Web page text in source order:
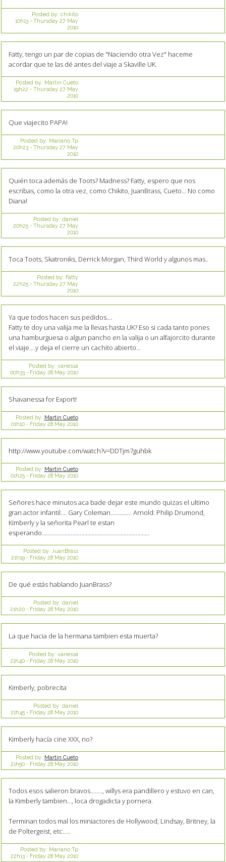
Posted by: chikito
10h13- Thursday 27 May
2010
Fatty, tengo un par de copias de "Naciendo otra Vez" haceme
acordar que te las dé antes del viaje a Skaville UK.
Posted by: Martin Cueto
19h22 - Thursday 27 May
2010
Que viajecito PAPA!
Posted by: Mariano Tp
20h23- Thursday 27 May
2010
Quién toca además de Toots? Madness? Fatty, espero que nos
escribas, como la otra vez, como Chikito, JuanBrass, Cueto... No como
Diana!
Posted by: daniel
20h25- Thursday 27 May
2010
Toca Toots, Skatroniks, Derrick Morgan, Third World y algunos mas..
Posted by: Fatty
22h25- Thursday 27 May
2010
Ya que todos hacen sus pedidos....
Fatty te doy una valija me la llevas hasta UK? Eso si cada tanto pones
una hamburguesa o algun pancho en la valija o un alfajorcito durante
el viaje....y deja el cierre un cachito abierto...
Posted by: vanessa
00h33- Friday 28 May 2010
Shavanessa for Export!
Posted by: Martin Cueto
01h10- Friday 28 May 2010
http://www.youtube.com/watch?v=DDTjm7guhbk
Posted by: Martin Cueto
01h25- Friday 28 May 2010
Señores hace minutos aca bade dejar este mundo quizas el ultimo
gran actor infantil.... Gary Coleman.............. Arnold: Philip Drumond,
Kimberly y la señorita Pearl te estan
esperando.......................................................................
Posted by: JuanBrass
21h19- Friday 28 May 2010
De qué estás hablando JuanBrass?
Posted by: daniel
21h20- Friday 28 May 2010
La que hacia de la hermana tambien esta muerta?
Posted by: vanessa
21h40- Friday 28 May 2010
Kimberly, pobrecita
Posted by: daniel
21h45- Friday 28 May 2010
Kimberly hacía cine XXX, no?
Posted by: Martin Cueto
21h50- Friday 28 May 2010
Todos esos salieron bravos........, willys era pandillero y estuvo en can,
la Kimberly tambien..., loca drogadicta y pornera.
Terminan todos mal los miniactores de Hollywood, Lindsay, Britney, la
de Poltergeist, etc.....
Posted by: Mariano Tp
22h13- Friday 28 May 2010